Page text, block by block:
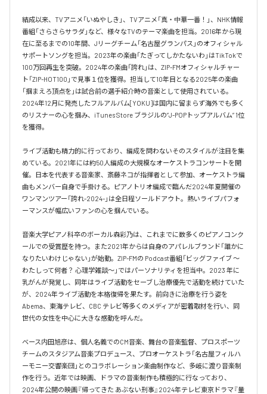
結成以来、TVアニメ「いぬやしき」、TVアニメ「真・中華一番！」、NHK情報
番組「さらさらサラダ」など、様々なTVのテーマ楽曲を担当。2016年から現
在に至るまでの10年間、Jリーグチーム「名古屋グランパス」のオフィシャル
サポートソングを担当。2023年の楽曲「たぎってしかたないわ」はTikTokで
100万回再生を突破。2024年の楽曲「誇れ」は、ZIP-FMオフィシャルチャー
ト「ZIP-HOT100」で見事１位を獲得。担当して10年目となる2025年の楽曲
「掴まえろ頂点を」は試合前の選手紹介時の音楽として使用されている。
2024年12月に発売したフルアルバム[YOKU]は国内に留まらず海外でも多く
のリスナーの心を掴み、iTunes Store ブラジルの”J-POPトップアルバム” 1位
を獲得。
ライブ活動も精力的に行っており、編成を問わないそのスタイルが注目を集
めている。2021年には約50人編成の大規模なオーケストラコンサートを開
催。日本を代表する音楽家、斎藤ネコが指揮者として参加、オーケストラ編
曲もメンバー自身で手掛ける。ピアノトリオ編成で臨んだ2024年夏開催の
ワンマンツアー「誇れ-2024-」は全日程ソールドアウト。熱いライブパフォ
ーマンスが幅広いファンの心を掴んでいる。
音楽大学ピアノ科卒のボーカル森彩乃は、これまでに数多くのピアノコンク
ールでの受賞歴を持つ。また2021年からは自身のアパレルブランド「誰かに
なりたいわけじゃない」が始動。ZIP-FMの Podcast番組「ビッグファイブ 〜
わたしって何者？ 心理学雑談〜」ではパーソナリティを担当中。2023 年に
乳がんが発覚し、同年はライブ活動をセーブし治療優先で活動を続けていた
が、2024年ライブ活動を本格復帰を果たす。前向きに治療を行う姿を
Abema、東海テレビ、CBC テレビ等多くのメディアが密着取材を行い、同
世代の女性を中心に大きな感動を呼んだ。
ベース内田旭彦は、個人名義でのCM音楽、舞台の音楽監督、プロスポーツ
チームのスタジアム音楽プロデュース、プロオーケストラ「名古屋フィルハ
ーモニー交響楽団」とのコラボレーション楽曲制作など、多岐に渡り音楽制
作を行う。近年では映画、ドラマの音楽制作も積極的に行なっており、
2024年公開の映画『帰ってきた あぶない刑事』2024年テレビ東京ドラマ『量